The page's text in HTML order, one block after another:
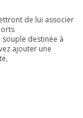
de lui associer
destinée à
ajouter une